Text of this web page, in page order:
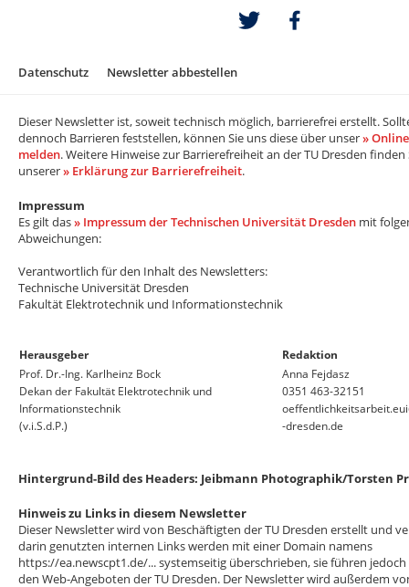
Datenschutz Newsletter abbestellen
Dieser Newsletter ist, soweit technisch möglich, barrierefrei erstellt.
dennoch Barrieren feststellen, können Sie uns diese über unser»
melden. Weitere Hinweise zur Barrierefreiheit an der TU Dresden finden
unserer» Erklärung zur Barrierefreiheit.
Impressum
Es gilt das» Impressum der Technischen Universität Dresden mit
Abweichungen:
Verantwortlich für den Inhalt des Newsletters:
Technische Universität Dresden
Fakultät Elektrotechnik und Informationstechnik
Herausgeber
Redaktion
Prof. Dr.-Ing. Karlheinz Bock
Dekan der Fakultät Elektrotechnik und
Informationstechnik
(v.i.S.d.P.)
Anna Fejdasz
0351 463-32151
-dresden.de
Hintergrund-Bild des Headers: Jeibmann Photographik/Torsten
Hinweis zu Links in diesem Newsletter
Dieser Newsletter wird von Beschäftigten der TU Dresden erstellt und
darin genutzten internen Links werden mit einer Domain namens
https://ea.newscpt1.de/... systemseitig überschrieben, sie führen jedoch
den Web-Angeboten der TU Dresden. Der Newsletter wird außerdem